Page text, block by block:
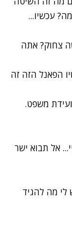
עכשיו...
צחוק? אתה
הפאנל הזה זה
משפט.
אל תבוא ישר
לי מה להגיד